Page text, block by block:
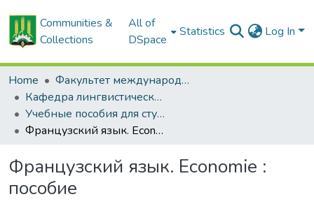
Communities &
Collections
All of
DSpace
Statistics Log In
Home
Факультет международных связей и довузовской подготовки
Кафедра лингвистических дисциплин
Учебные пособия для студентов, изучающих французский язык
Французский язык. Economie : пособие
Французский язык. Economie :
пособие